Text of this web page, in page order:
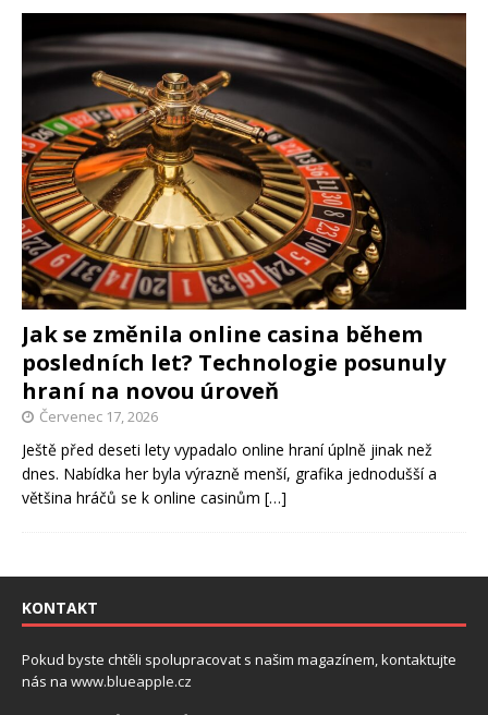
Jak se změnila online casina během
posledních let? Technologie posunuly
hraní na novou úroveň
Červenec 17, 2026
Ještě před deseti lety vypadalo online hraní úplně jinak než
dnes. Nabídka her byla výrazně menší, grafika jednodušší a
většina hráčů se k online casinům […]
KONTAKT
Pokud byste chtěli spolupracovat s našim magazínem, kontaktujte
nás na www.blueapple.cz